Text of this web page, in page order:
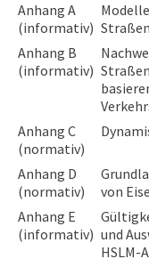
Anhang A
(informativ)
Anhang B
(informativ)
Anhang C
(normativ)
Anhang D
(normativ)
von
Anhang E
(informativ) und
HSLM-A